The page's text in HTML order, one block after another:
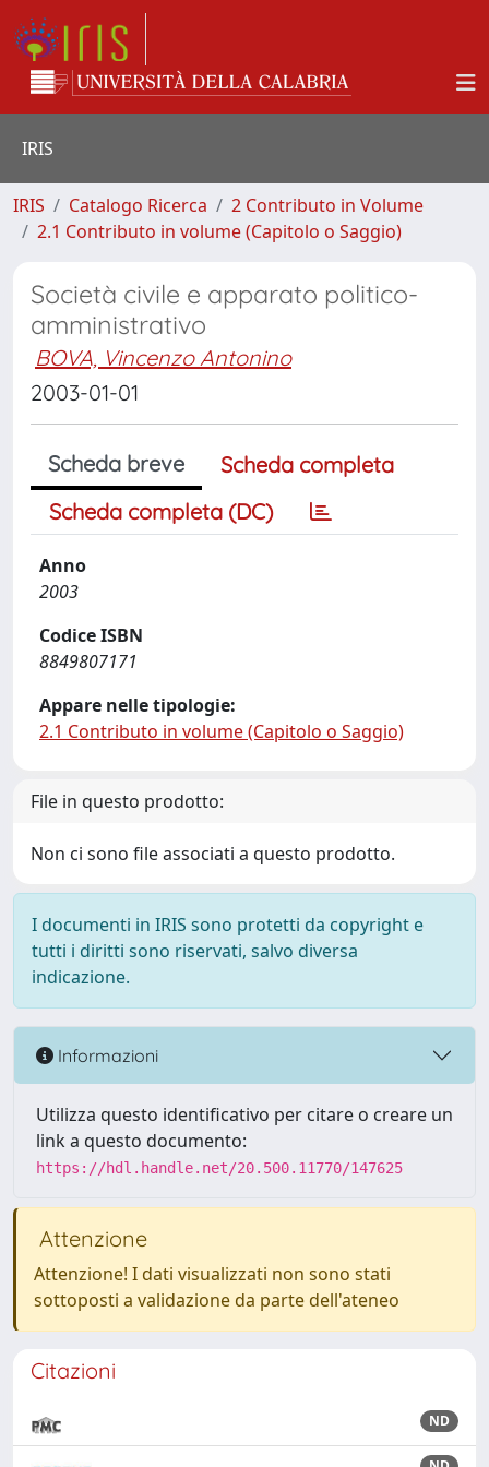
IRIS
IRIS Catalogo Ricerca
2 Contributo in Volume
2.1 Contributo in volume (Capitolo o Saggio)
Società civile e apparato politico-
amministrativo
BOVA, Vincenzo Antonino
2003-01-01
Scheda breve
Scheda completa
Scheda completa (DC)
Anno
2003
Codice ISBN
8849807171
Appare nelle tipologie:
2.1 Contributo in volume (Capitolo o Saggio)
File in questo prodotto:
Non ci sono file associati a questo prodotto.
I documenti in IRIS sono protetti da copyright e
tutti i diritti sono riservati, salvo diversa
indicazione.
Informazioni
Utilizza questo identificativo per citare o creare un
link a questo documento:
https://hdl.handle.net/20.500.11770/147625
Attenzione
Attenzione! I dati visualizzati non sono stati
sottoposti a validazione da parte dell'ateneo
Citazioni
ND